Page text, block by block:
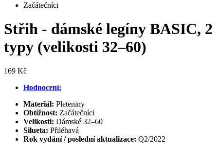
Začátečníci
Střih - dámské legíny BASIC, 2
typy (velikosti 32–60)
169 Kč
Hodnocení:
Materiál: Pleteniny
Obtížnost: Začátečníci
Velikosti: Dámské 32–60
Silueta: Přiléhavá
Rok vydání / poslední aktualizace: Q2/2022